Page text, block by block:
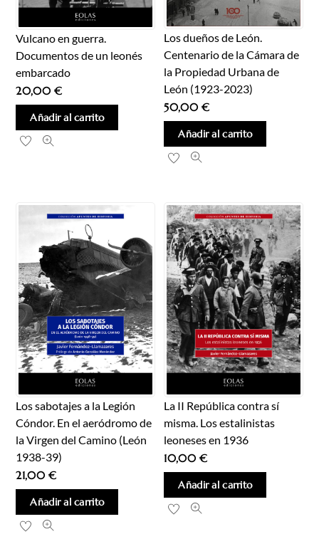
Vulcano en guerra.
Documentos de un leonés
embarcado
20,00€
Añadir al carrito
Los dueños de León.
Centenario de la Cámara de
la Propiedad Urbana de
León (1923-2023)
50,00€
Añadir al carrito
Los sabotajes a la Legión
Cóndor. En el aeródromo de
la Virgen del Camino (León
1938-39)
21,00€
Añadir al carrito
La II República contra sí
misma. Los estalinistas
leoneses en 1936
10,00€
Añadir al carrito